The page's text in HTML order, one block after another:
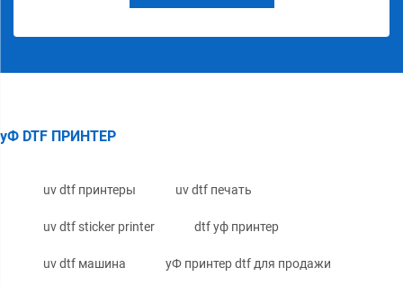
уФ DTF ПРИНТЕР
uv dtf принтеры uv dtf печать
uv dtf sticker printer dtf уф принтер
uv dtf машина уФ принтер dtf для продажи